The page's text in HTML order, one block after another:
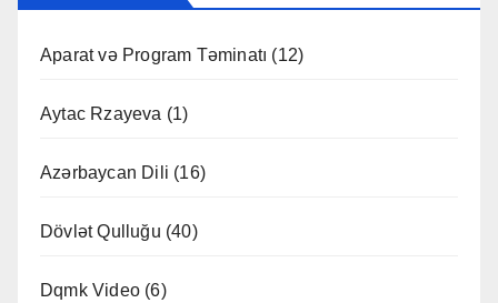
Aparat və Program Təminatı (12)
Aytac Rzayeva (1)
Azərbaycan Dili (16)
Dövlət Qulluğu (40)
Dqmk Video (6)